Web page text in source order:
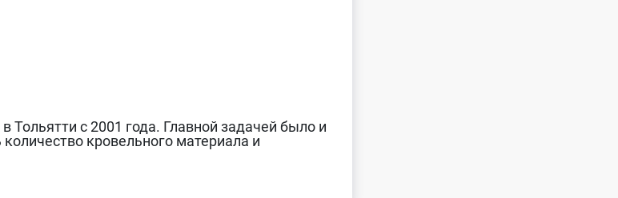
с 2001 года. Главной задачей было и
кровельного материала и